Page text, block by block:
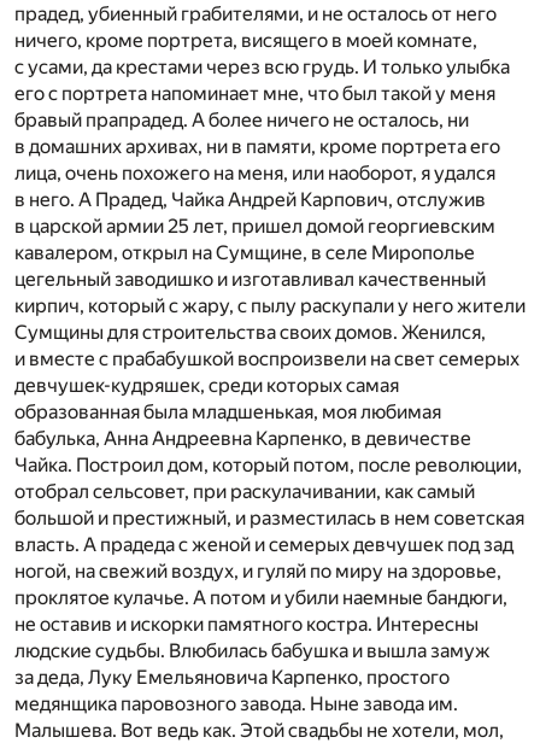
прадед, убиенный грабителями, и не осталось от него
ничего, кроме портрета, висящего в моей комнате,
с усами, да крестами через всю грудь. И только улыбка
его с портрета напоминает мне, что был такой у меня
бравый прапрадед. А более ничего не осталось, ни
в домашних архивах, ни в памяти, кроме портрета его
лица, очень похожего на меня, или наоборот, я удался
в него. А Прадед, Чайка Андрей Карпович, отслужив
в царской армии 25 лет, пришел домой георгиевским
кавалером, открыл на Сумщине, в селе Мирополье
цегельный заводишко и изготавливал качественный
кирпич, который с жару, с пылу раскупали у него жители
Сумщины для строительства своих домов. Женился,
и вместе с прабабушкой воспроизвели на свет семерых
девчушек-кудряшек, среди которых самая
образованная была младшенькая, моя любимая
бабулька, Анна Андреевна Карпенко, в девичестве
Чайка. Построил дом, который потом, после революции,
отобрал сельсовет, при раскулачивании, как самый
большой и престижный, и разместилась в нем советская
власть. А прадеда с женой и семерых девчушек под зад
ногой, на свежий воздух, и гуляй по миру на здоровье,
проклятое кулачье. А потом и убили наемные бандюги,
не оставив и искорки памятного костра. Интересны
людские судьбы. Влюбилась бабушка и вышла замуж
за деда, Луку Емельяновича Карпенко, простого
медянщика паровозного завода. Ныне завода им.
Малышева. Вот ведь как. Этой свадьбы не хотели, мол,